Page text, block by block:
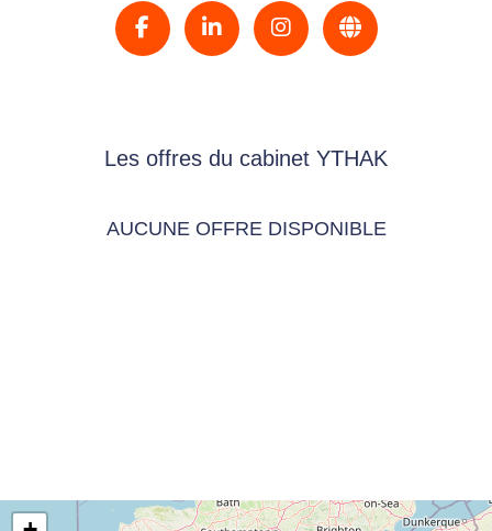
Les offres du cabinet YTHAK
AUCUNE OFFRE DISPONIBLE